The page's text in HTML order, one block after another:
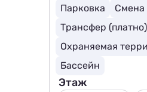
Парковка
Смена
Трансфер (платно)
Охраняемая
Бассейн
Этаж